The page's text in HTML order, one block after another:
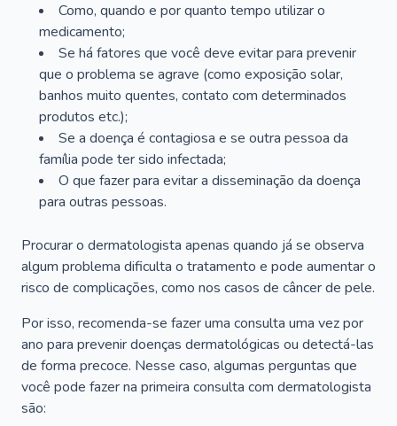
Como, quando e por quanto tempo utilizar o
medicamento;
Se há fatores que você deve evitar para prevenir
que o problema se agrave (como exposição solar,
banhos muito quentes, contato com determinados
produtos etc.);
Se a doença é contagiosa e se outra pessoa da
família pode ter sido infectada;
O que fazer para evitar a disseminação da doença
para outras pessoas.
Procurar o dermatologista apenas quando já se observa
algum problema dificulta o tratamento e pode aumentar o
risco de complicações, como nos casos de câncer de pele.
Por isso, recomenda-se fazer uma consulta uma vez por
ano para prevenir doenças dermatológicas ou detectá-las
de forma precoce. Nesse caso, algumas perguntas que
você pode fazer na primeira consulta com dermatologista
são: